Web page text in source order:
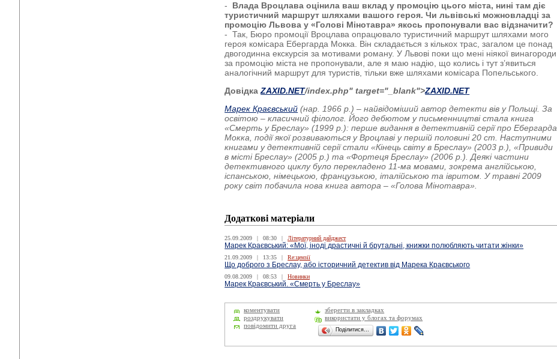
- Влада Вроцлава оцінила ваш вклад у промоцію цього міста, нині там діє
туристичний маршрут шляхами вашого героя. Чи львівські можновладці за
промоцію Львова у «Голові Мінотавра» якось пропонували вас відзначити?
- Так, Бюро промоції Вроцлава опрацювало туристичний маршрут шляхами мого
героя комісара Ебергарда Мокка. Він складається з кількох трас, загалом це понад
двогодинна екскурсія за мотивами роману. У Львові поки що мені ніякої винагороди
за промоцію міста не пропонували, але я маю надію, що колись і тут з’явиться
аналогічний маршрут для туристів, тільки вже шляхами комісара Попельського.
ДовідкаZAXID.NET/index.php" target="_blank">ZAXID.NET
Марек Краєвський (нар. 1966 р.) – найвідоміший автор детекти вів у Польщі. За
освітою – класичний філолог. Його дебютом у письменництві стала книга
«Смерть у Бреслау» (1999 р.): перше видання в детективній серії про Ебергарда
Мокка, події якої розвиваються у Вроцлаві у першій половині 20 ст. Наступними
книгами у детективній серії стали «Кінець світу в Бреслау» (2003 р.), «Привиди
в місті Бреслау» (2005 р.) та «Фортеця Бреслау» (2006 р.). Деякі частини
детективного циклу було перекладено 11-ма мовами, зокрема англійською,
іспанською, німецькою, французькою, італійською та івритом. У травні 2009
року світ побачила нова книга автора – «Голова Мінотавра».
Додаткові матеріали
25.09.2009 | 08:30 | Літературний дайджест
Марек Краєвський: «Мої, іноді драстичні й брутальні, книжки полюбляють читати жінки»
21.09.2009 | 13:35 | Re:цензії
Що доброго з Бреслау, або історичний детектив від Марека Краєвського
09.08.2009 | 08:53 | Новинки
Марек Краєвський. «Смерть у Бреслау»
коментувати
зберегти в закладках
роздрукувати
використати у блогах та форумах
повідомити друга
Поділитися…